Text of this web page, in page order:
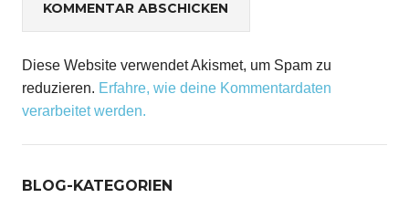
Diese Website verwendet Akismet, um Spam zu
reduzieren. Erfahre, wie deine Kommentardaten
verarbeitet werden.
BLOG-KATEGORIEN